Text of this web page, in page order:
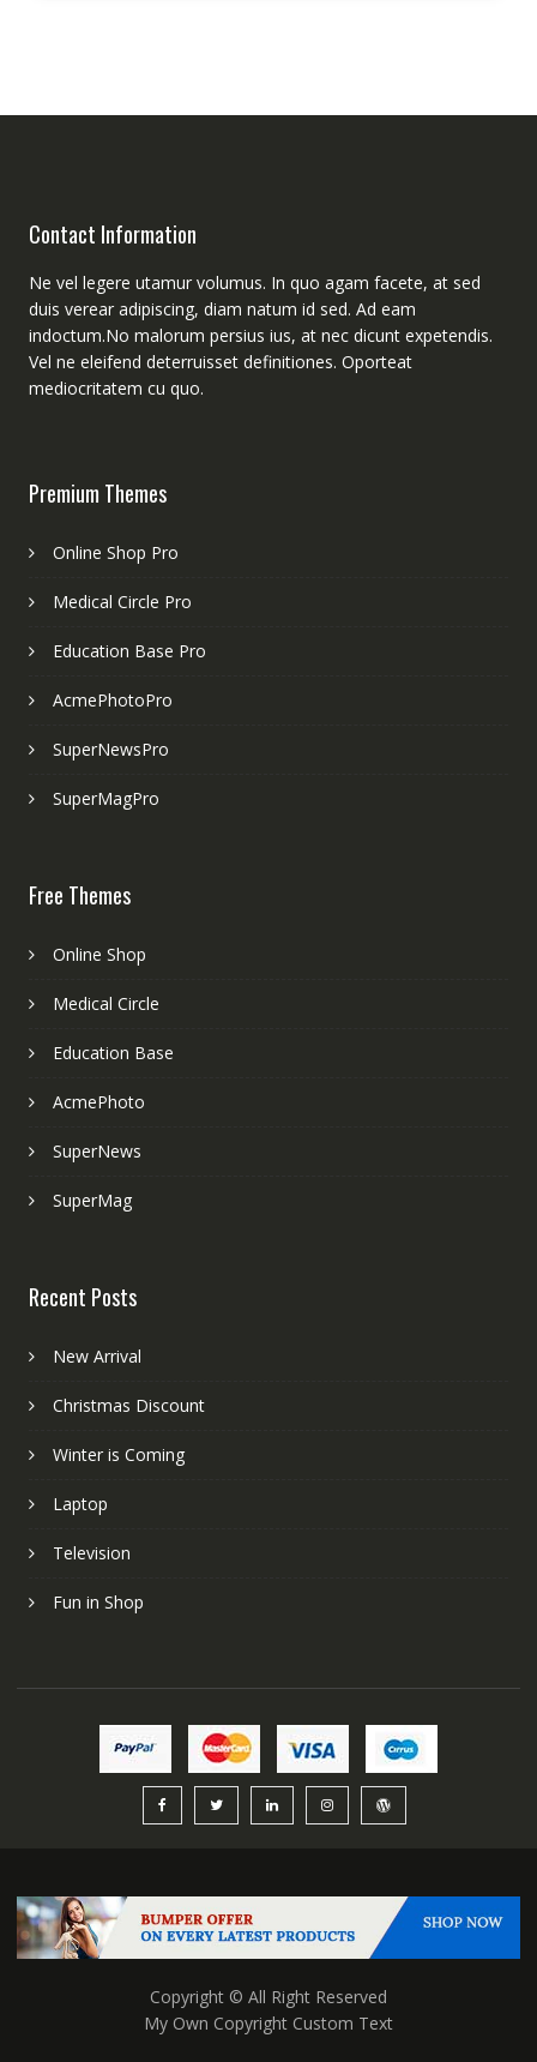
Contact Information
Ne vel legere utamur volumus. In quo agam facete, at sed
duis verear adipiscing, diam natum id sed. Ad eam
indoctum.No malorum persius ius, at nec dicunt expetendis.
Vel ne eleifend deterruisset definitiones. Oporteat
mediocritatem cu quo.
Premium Themes
Online Shop Pro
Medical Circle Pro
Education Base Pro
AcmePhotoPro
SuperNewsPro
SuperMagPro
Free Themes
Online Shop
Medical Circle
Education Base
AcmePhoto
SuperNews
SuperMag
Recent Posts
New Arrival
Christmas Discount
Winter is Coming
Laptop
Television
Fun in Shop
Copyright © All Right Reserved
My Own Copyright Custom Text